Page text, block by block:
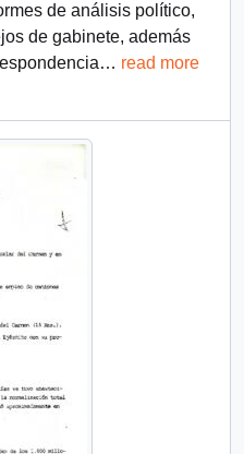
de análisis político,
de gabinete, además
… read more